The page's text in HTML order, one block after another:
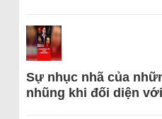
Sự nhục nhã của
nhũng khi đối diện